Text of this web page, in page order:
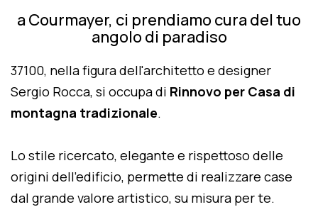
a Courmayer, ci prendiamo cura del tuo
angolo di paradiso
37100, nella figura dell'architetto e designer
Sergio Rocca, si occupa di Rinnovo per Casa di
montagna tradizionale.
Lo stile ricercato, elegante e rispettoso delle
origini dell'edificio, permette di realizzare case
dal grande valore artistico, su misura per te.